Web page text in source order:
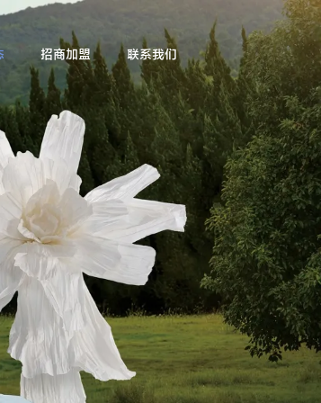
招商加盟 联系我们